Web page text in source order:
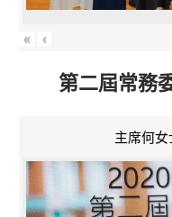
« ‹
第二屆常務
主席何